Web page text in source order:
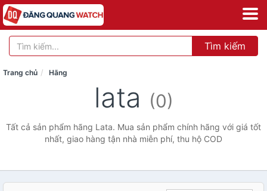
Tìm kiếm
Trang chủ Hãng
lata (0)
Tất cả sản phẩm hãng Lata. Mua sản phẩm chính hãng với giá tốt
nhất, giao hàng tận nhà miễn phí, thu hộ COD